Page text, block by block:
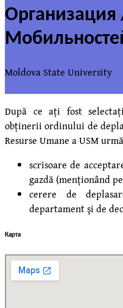
Организация
Moldova State University
După ce ați fost
obținerii ordinului de
Resurse Umane a USM
scrisoare de
gazdă (menţionând
cerere de
departament şi de
Карта